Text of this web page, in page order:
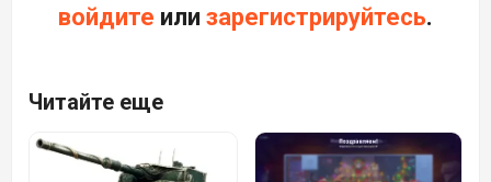
войдите или зарегистрируйтесь.
Читайте еще